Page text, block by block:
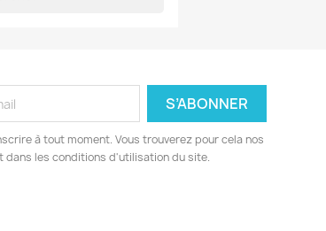
à tout moment. Vous trouverez pour cela nos
dans les conditions d'utilisation du site.
×